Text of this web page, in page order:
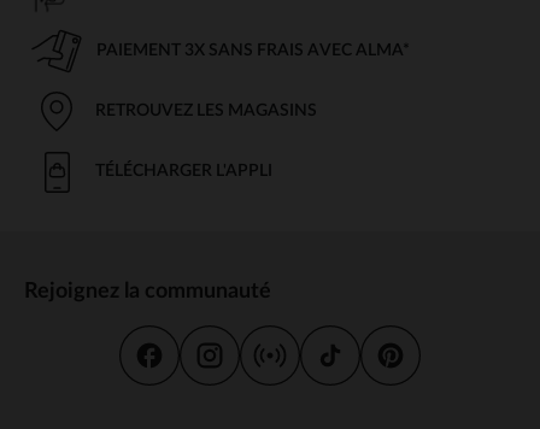
PAIEMENT 3X SANS FRAIS AVEC ALMA*
RETROUVEZ LES MAGASINS
TÉLÉCHARGER L'APPLI
Rejoignez la communauté